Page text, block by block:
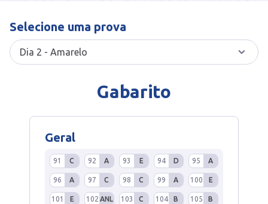
Selecione uma prova
Gabarito
Geral
91 C 92 A 93 E 94 D 95 A
96 A 97 C 98 C 99 A 100 E
101 E 102 ANL 103 C 104 B 105 B